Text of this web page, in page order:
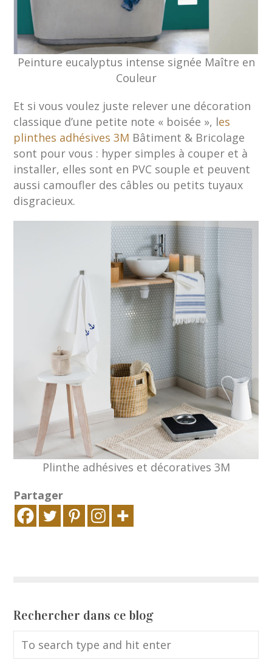
Peinture eucalyptus intense signée Maître en
Couleur
Et si vous voulez juste relever une décoration
classique d’une petite note « boisée », les
plinthes adhésives 3M Bâtiment & Bricolage
sont pour vous : hyper simples à couper et à
installer, elles sont en PVC souple et peuvent
aussi camoufler des câbles ou petits tuyaux
disgracieux.
Plinthe adhésives et décoratives 3M
Partager
Rechercher dans ce blog